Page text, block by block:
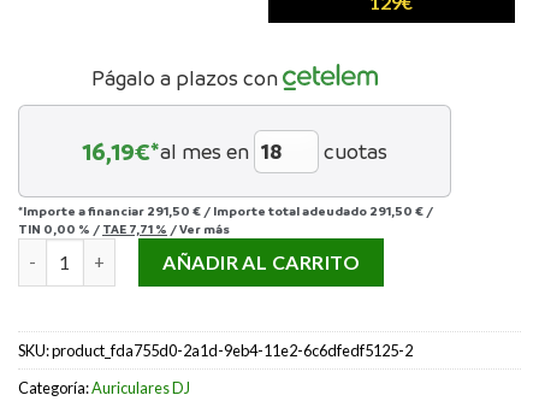
Págalo a plazos con
16,19€*al mes en cuotas
*Importe a financiar 291,50 € / Importe total adeudado 291,50 € /
TIN 0,00 % / TAE 7,71 % /Ver más
SENNHEISER HD-26 PRO cantidad
AÑADIR AL CARRITO
SKU:product_fda755d0-2a1d-9eb4-11e2-6c6dfedf5125-2
Categoría:Auriculares DJ